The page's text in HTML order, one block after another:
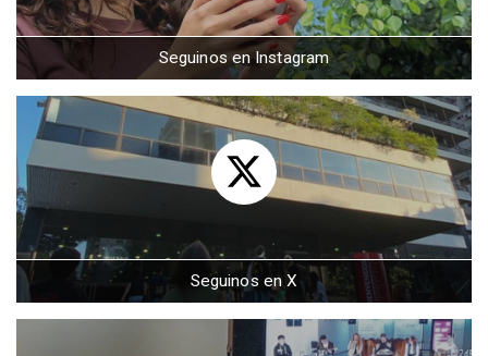
Seguinos en Instagram
Seguinos en X